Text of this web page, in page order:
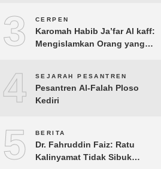
3 CERPEN
Karomah Habib Ja’far Al kaff:
Mengislamkan Orang yang
4 SEJARAH PESANTREN
Pesantren Al-Falah Ploso
Kediri
5 BERITA
Dr. Fahruddin Faiz: Ratu
Kalinyamat Tidak Sibuk